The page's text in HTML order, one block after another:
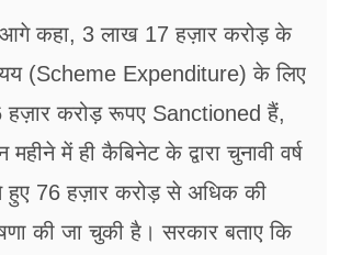
आगे कहा, 3 लाख 17 हज़ार करोड़ के
(Scheme Expenditure) के लिए
हज़ार करोड़ रूपए Sanctioned हैं,
में ही कैबिनेट के द्वारा चुनावी वर्ष
हुए 76 हज़ार करोड़ से अधिक की
की जा चुकी है। सरकार बताए कि